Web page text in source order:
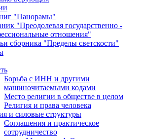
"Панорамы"
"Преодолевая государственно -
отношения"
сборника "Пределы светскости"
Борьба с ИНН и другими
машиночитаемыми кодами
Место религии в обществе в целом
Религия и права человека
и силовые структуры
Соглашения и практическое
сотрудничество